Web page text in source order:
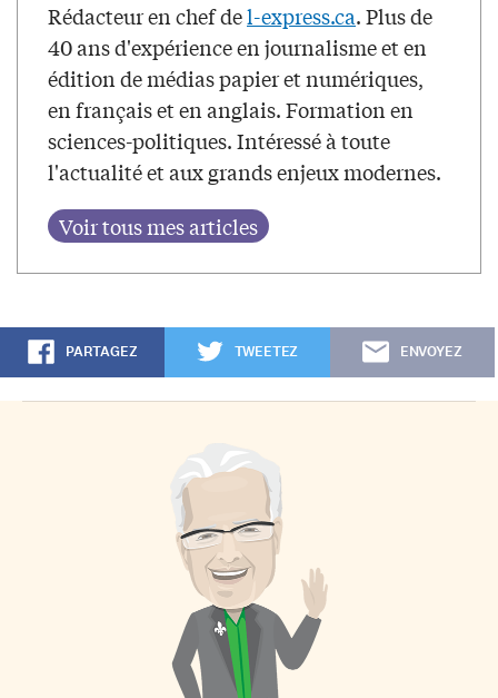
Rédacteur en chef del-express.ca. Plus de
40 ans d'expérience en journalisme et en
édition de médias papier et numériques,
en français et en anglais. Formation en
sciences-politiques. Intéressé à toute
l'actualité et aux grands enjeux modernes.
PARTAGEZ TWEETEZ ENVOYEZ